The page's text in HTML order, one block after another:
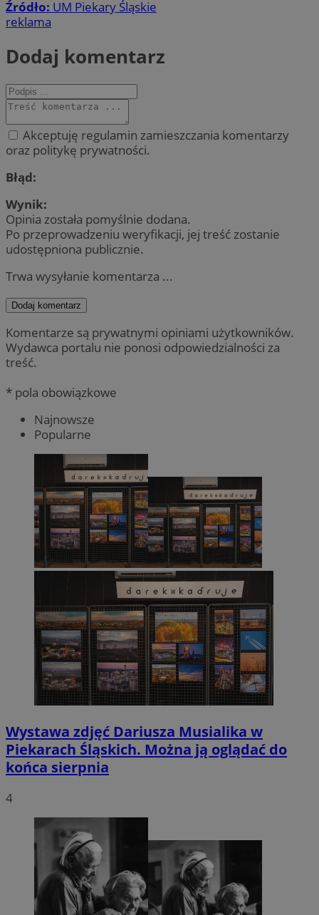
Źródło: UM Piekary Śląskie
reklama
Dodaj komentarz
Akceptuję regulamin zamieszczania komentarzy
oraz politykę prywatności.
Błąd:
Wynik:
Opinia została pomyślnie dodana.
Po przeprowadzeniu weryfikacji, jej treść zostanie
udostępniona publicznie.
Trwa wysyłanie komentarza ...
Dodaj komentarz
Komentarze są prywatnymi opiniami użytkowników.
Wydawca portalu nie ponosi odpowiedzialności za
treść.
* pola obowiązkowe
Najnowsze
Popularne
Wystawa zdjęć Dariusza Musialika w
Piekarach Śląskich. Można ją oglądać do
końca sierpnia
4